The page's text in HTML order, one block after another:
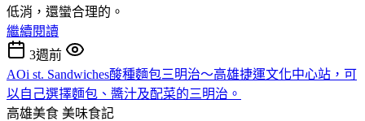
低消，還蠻合理的。
繼續閱讀
3週前
AOi st. Sandwiches酸種麵包三明治～高雄捷運文化中心站，可
以自己選擇麵包、醬汁及配菜的三明治。
高雄美食 美味食記